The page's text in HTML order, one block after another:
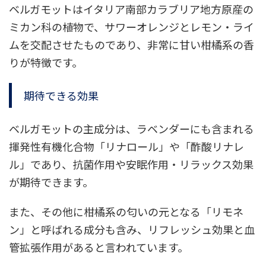
ベルガモットはイタリア南部カラブリア地方原産の
ミカン科の植物で、サワーオレンジとレモン・ライ
ムを交配させたものであり、非常に甘い柑橘系の香
りが特徴です。
期待できる効果
ベルガモットの主成分は、ラベンダーにも含まれる
揮発性有機化合物「リナロール」や「酢酸リナレ
ル」であり、抗菌作用や安眠作用・リラックス効果
が期待できます。
また、その他に柑橘系の匂いの元となる「リモネ
ン」と呼ばれる成分も含み、リフレッシュ効果と血
管拡張作用があると言われています。